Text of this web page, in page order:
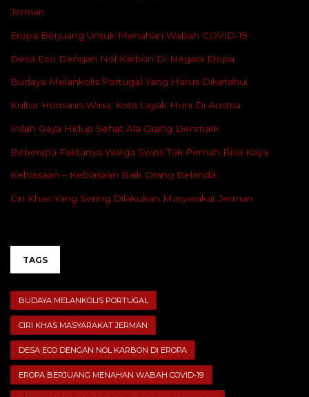
Jerman
Eropa Berjuang Untuk Menahan Wabah COVID-19
Desa Eco Dengan Nol Karbon Di Negara Eropa
Budaya Melankolis Portugal Yang Harus Diketahui
Kultur Humanis Wina, Kota Layak Huni Di Austria
Inilah Gaya Hidup Sehat Ala Orang Denmark
Beberapa Faktanya Warga Swiss Tak Pernah Bisa Kaya
Kebiasaan – Kebiasaan Baik Orang Belanda.
Ciri Khas Yang Sering Dilakukan Masyarakat Jerman
TAGS
BUDAYA MELANKOLIS PORTUGAL
CIRI KHAS MASYARAKAT JERMAN
DESA ECO DENGAN NOL KARBON DI EROPA
EROPA BERJUANG MENAHAN WABAH COVID-19